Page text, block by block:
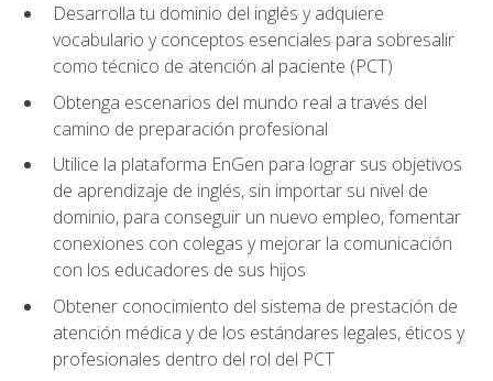
Desarrolla tu dominio del inglés y adquiere
vocabulario y conceptos esenciales para sobresalir
como técnico de atención al paciente (PCT)
Obtenga escenarios del mundo real a través del
camino de preparación profesional
Utilice la plataforma EnGen para lograr sus objetivos
de aprendizaje de inglés, sin importar su nivel de
dominio, para conseguir un nuevo empleo, fomentar
conexiones con colegas y mejorar la comunicación
con los educadores de sus hijos
Obtener conocimiento del sistema de prestación de
atención médica y de los estándares legales, éticos y
profesionales dentro del rol del PCT